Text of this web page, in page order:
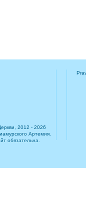
2012 - 2026
Артемия.
обязательна.